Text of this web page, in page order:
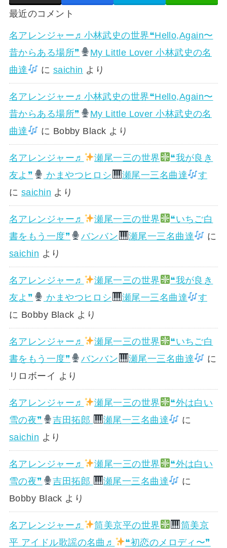
最近のコメント
名アレンジャー♬ 小林武史の世界❝Hello,Again〜
昔からある場所❞
My Little Lover 小林武史の名
曲達
に saichin より
名アレンジャー♬ 小林武史の世界❝Hello,Again〜
昔からある場所❞
My Little Lover 小林武史の名
曲達
に Bobby Black より
名アレンジャー♬ 瀬尾一三の世界
❝我が良き
友よ❞
かまやつヒロシ 瀬尾一三名曲達
す
に saichin より
名アレンジャー♬ 瀬尾一三の世界
❝いちご白
書をもう一度❞
バンバン 瀬尾一三名曲達
に
saichin より
名アレンジャー♬ 瀬尾一三の世界
❝我が良き
友よ❞
かまやつヒロシ 瀬尾一三名曲達
す
に Bobby Black より
名アレンジャー♬ 瀬尾一三の世界
❝いちご白
書をもう一度❞
バンバン 瀬尾一三名曲達
に
リロボーイ より
名アレンジャー♬ 瀬尾一三の世界
❝外は白い
雪の夜❞
吉田拓郎 瀬尾一三名曲達
に
saichin より
名アレンジャー♬ 瀬尾一三の世界
❝外は白い
雪の夜❞
吉田拓郎 瀬尾一三名曲達
に
Bobby Black より
名アレンジャー♬ 筒美京平の世界
筒美京
平 アイドル歌謡の名曲♬
❝初恋のメロディ〜❞